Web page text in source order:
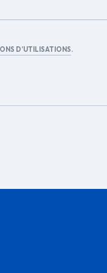
D’UTILISATIONS.